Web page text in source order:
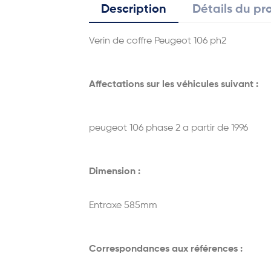
Description Détails du
Verin de coffre Peugeot 106 ph2
Affectations sur les véhicules suivant :
peugeot 106 phase 2 a partir de 1996
Dimension :
Entraxe 585mm
Correspondances aux références :